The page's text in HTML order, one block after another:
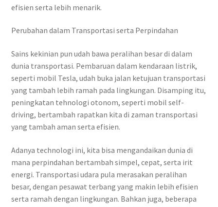
efisien serta lebih menarik.
Perubahan dalam Transportasi serta Perpindahan
Sains kekinian pun udah bawa peralihan besar di dalam
dunia transportasi. Pembaruan dalam kendaraan listrik,
seperti mobil Tesla, udah buka jalan ketujuan transportasi
yang tambah lebih ramah pada lingkungan. Disamping itu,
peningkatan tehnologi otonom, seperti mobil self-
driving, bertambah rapatkan kita di zaman transportasi
yang tambah aman serta efisien.
Adanya technologi ini, kita bisa mengandaikan dunia di
mana perpindahan bertambah simpel, cepat, serta irit
energi. Transportasi udara pula merasakan peralihan
besar, dengan pesawat terbang yang makin lebih efisien
serta ramah dengan lingkungan. Bahkan juga, beberapa